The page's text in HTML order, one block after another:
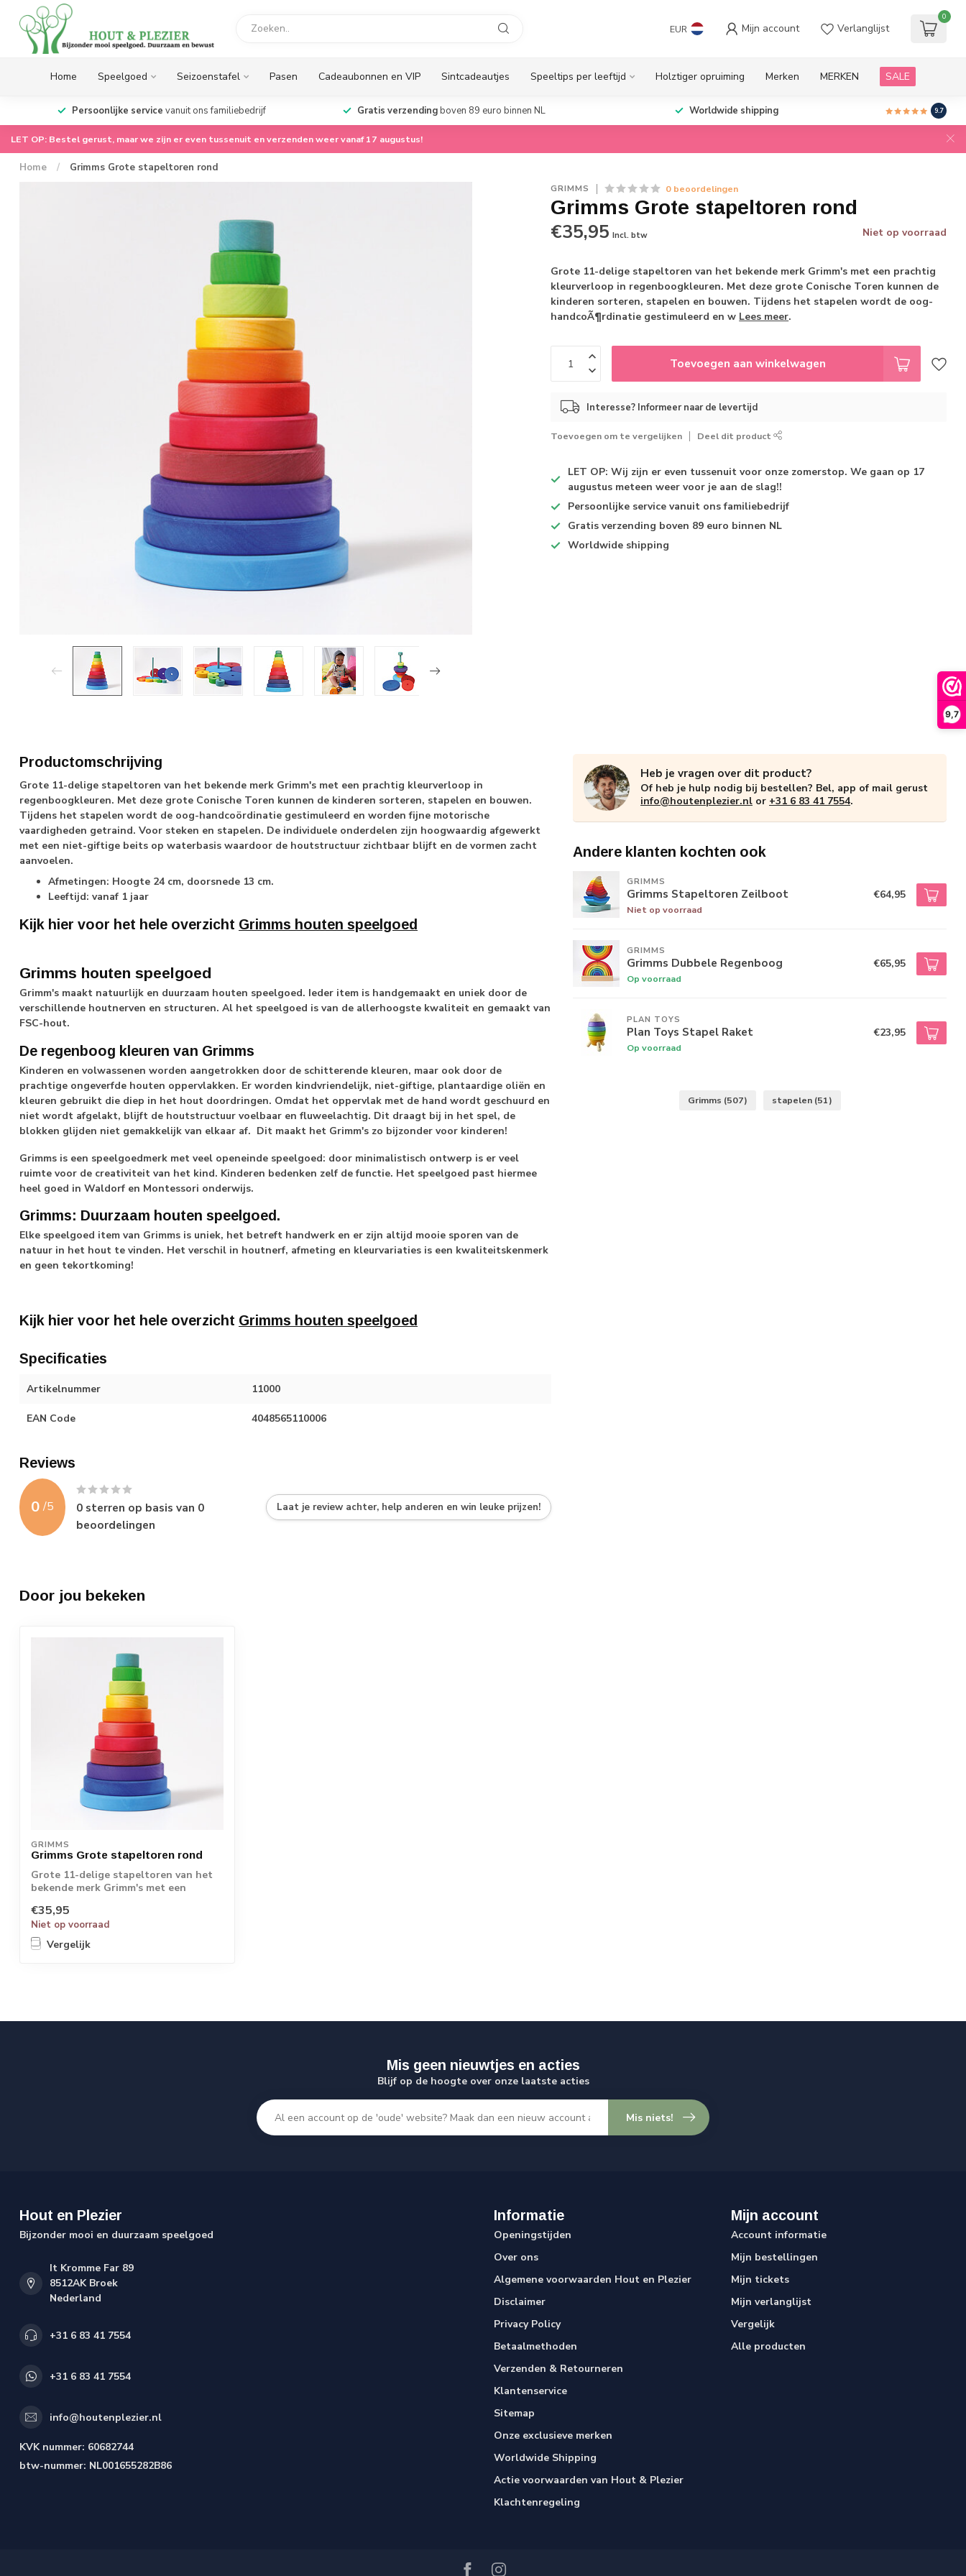
9,7
EUR Mijn account Verlanglijst
0
Home Speelgoed Seizoenstafel Pasen Cadeaubonnen en VIP Sintcadeautjes Speeltips per leeftijd Holztiger opruiming Merken MERKEN SALE
Persoonlijke service vanuit ons familiebedrijf Gratis verzendingboven 89 euro binnen NL Worldwide shipping 9.7
LET OP: Bestel gerust, maar we zijn er even tussenuit en verzenden weer vanaf 17 augustus!
Home / Grimms Grote stapeltoren rond
GRIMMS 0 beoordelingen
Grimms Grote stapeltoren rond
€35,95 Incl. btw Niet op voorraad
Grote 11-delige stapeltoren van het bekende merk Grimm's met een prachtig
kleurverloop in regenboogkleuren. Met deze grote Conische Toren kunnen de
kinderen sorteren, stapelen en bouwen. Tijdens het stapelen wordt de oog-
handcoÃ¶rdinatie gestimuleerd en w Lees meer.
Toevoegen aan winkelwagen
Interesse? Informeer naar de levertijd
Toevoegen om te vergelijken Deel dit product
LET OP: Wij zijn er even tussenuit voor onze zomerstop. We gaan op 17
augustus meteen weer voor je aan de slag!!
Persoonlijke service vanuit ons familiebedrijf
Gratis verzending boven 89 euro binnen NL
Worldwide shipping
Productomschrijving
Grote 11-delige stapeltoren van het bekende merk Grimm's met een prachtig kleurverloop in
regenboogkleuren. Met deze grote Conische Toren kunnen de kinderen sorteren, stapelen en bouwen.
Tijdens het stapelen wordt de oog-handcoördinatie gestimuleerd en worden fijne motorische
vaardigheden getraind. Voor steken en stapelen. De individuele onderdelen zijn hoogwaardig afgewerkt
met een niet-giftige beits op waterbasis waardoor de houtstructuur zichtbaar blijft en de vormen zacht
aanvoelen.
Afmetingen: Hoogte 24 cm, doorsnede 13 cm.
Leeftijd: vanaf 1 jaar
Kijk hier voor het hele overzicht Grimms houten speelgoed
Grimms houten speelgoed
Grimm's maakt natuurlijk en duurzaam houten speelgoed. Ieder item is handgemaakt en uniek door de
verschillende houtnerven en structuren. Al het speelgoed is van de allerhoogste kwaliteit en gemaakt van
FSC-hout.
De regenboog kleuren van Grimms
Kinderen en volwassenen worden aangetrokken door de schitterende kleuren, maar ook door de
prachtige ongeverfde houten oppervlakken. Er worden kindvriendelijk, niet-giftige, plantaardige oliën en
kleuren gebruikt die diep in het hout doordringen. Omdat het oppervlak met de hand wordt geschuurd en
niet wordt afgelakt, blijft de houtstructuur voelbaar en fluweelachtig. Dit draagt bij in het spel, de
blokken glijden niet gemakkelijk van elkaar af. Dit maakt het Grimm's zo bijzonder voor kinderen!
Grimms is een speelgoedmerk met veel openeinde speelgoed: door minimalistisch ontwerp is er veel
ruimte voor de creativiteit van het kind. Kinderen bedenken zelf de functie. Het speelgoed past hiermee
heel goed in Waldorf en Montessori onderwijs.
Grimms: Duurzaam houten speelgoed.
Elke speelgoed item van Grimms is uniek, het betreft handwerk en er zijn altijd mooie sporen van de
natuur in het hout te vinden. Het verschil in houtnerf, afmeting en kleurvariaties is een kwaliteitskenmerk
en geen tekortkoming!
Kijk hier voor het hele overzicht Grimms houten speelgoed
Specificaties
Artikelnummer 11000
EAN Code 4048565110006
Reviews
0 /5 0 sterren op basis van 0
beoordelingen
Laat je review achter, help anderen en win leuke prijzen!
Heb je vragen over dit product?
Of heb je hulp nodig bij bestellen? Bel, app of mail gerust
info@houtenplezier.nl or +31 6 83 41 7554.
Andere klanten kochten ook
GRIMMS
Grimms Stapeltoren Zeilboot
Niet op voorraad
€64,95
GRIMMS
Grimms Dubbele Regenboog
Op voorraad
€65,95
PLAN TOYS
Plan Toys Stapel Raket
Op voorraad
€23,95
Grimms (507) stapelen (51)
Door jou bekeken
GRIMMS
Grimms Grote stapeltoren rond
Grote 11-delige stapeltoren van het
bekende merk Grimm's met een
€35,95
Niet op voorraad
Vergelijk
Mis geen nieuwtjes en acties
Blijf op de hoogte over onze laatste acties
Mis niets!
Hout en Plezier
Bijzonder mooi en duurzaam speelgoed
It Kromme Far 89
8512AK Broek
Nederland
+31 6 83 41 7554
+31 6 83 41 7554
info@houtenplezier.nl
KVK nummer: 60682744
btw-nummer: NL001655282B86
Informatie
Openingstijden
Over ons
Algemene voorwaarden Hout en Plezier
Disclaimer
Privacy Policy
Betaalmethoden
Verzenden & Retourneren
Klantenservice
Sitemap
Onze exclusieve merken
Worldwide Shipping
Actie voorwaarden van Hout & Plezier
Klachtenregeling
Mijn account
Account informatie
Mijn bestellingen
Mijn tickets
Mijn verlanglijst
Vergelijk
Alle producten